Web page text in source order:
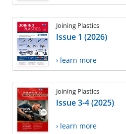
Joining Plastics
Issue 1 (2026)
› learn more
Joining Plastics
Issue 3-4 (2025)
› learn more